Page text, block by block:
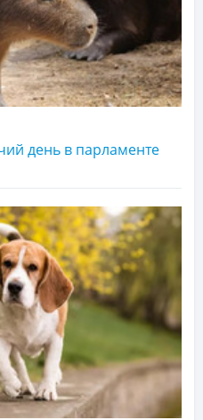
день в парламенте